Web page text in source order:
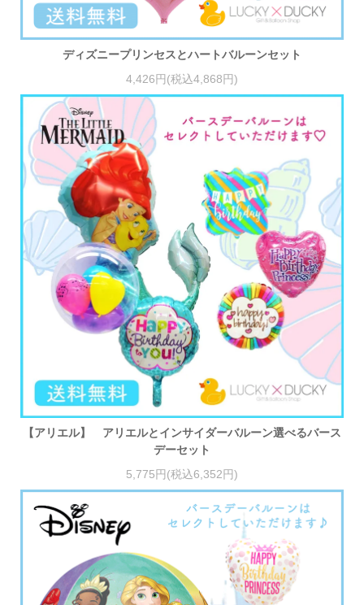
ディズニープリンセスとハートバルーンセット
4,426円(税込4,868円)
【アリエル】 アリエルとインサイダーバルーン選べるバース
デーセット
5,775円(税込6,352円)